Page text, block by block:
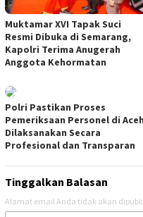
Muktamar XVI Tapak Suci
Resmi Dibuka di Semarang,
Kapolri Terima Anugerah
Anggota Kehormatan
Polri Pastikan Proses
Pemeriksaan Personel di Aceh
Dilaksanakan Secara
Profesional dan Transparan
Tinggalkan Balasan
Alamat email Anda tidak akan